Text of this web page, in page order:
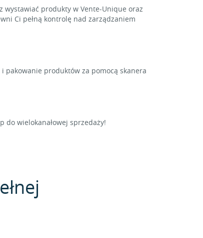
wystawiać produkty w Vente-Unique oraz
Ci pełną kontrolę nad zarządzaniem
pakowanie produktów za pomocą skanera
do wielokanałowej sprzedaży!